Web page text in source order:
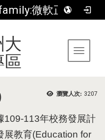
<span style="font-family:微軟正黑體;">歡迎蒞臨亞洲大學深耕計畫專區</span>
Toggle
大
區
瀏覽人次: 3207
109-113年校務發展計
展教育(Education for